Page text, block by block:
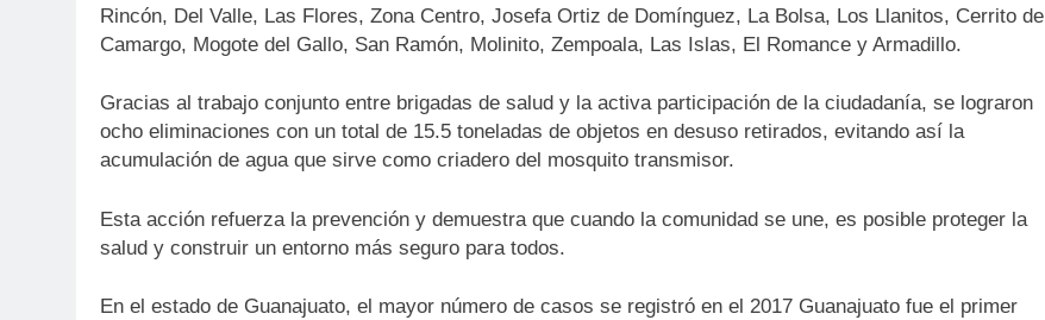
Rincón, Del Valle, Las Flores, Zona Centro, Josefa Ortiz de Domínguez, La Bolsa, Los Llanitos, Cerrito de
Camargo, Mogote del Gallo, San Ramón, Molinito, Zempoala, Las Islas, El Romance y Armadillo.
Gracias al trabajo conjunto entre brigadas de salud y la activa participación de la ciudadanía, se lograron
ocho eliminaciones con un total de 15.5 toneladas de objetos en desuso retirados, evitando así la
acumulación de agua que sirve como criadero del mosquito transmisor.
Esta acción refuerza la prevención y demuestra que cuando la comunidad se une, es posible proteger la
salud y construir un entorno más seguro para todos.
En el estado de Guanajuato, el mayor número de casos se registró en el 2017 Guanajuato fue el primer